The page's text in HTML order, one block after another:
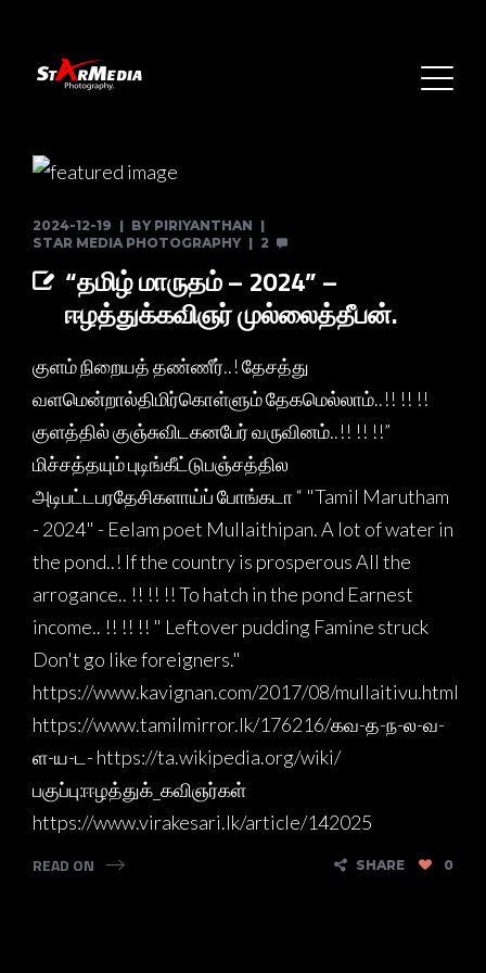
2024-12-19 BY PIRIYANTHAN
STAR MEDIA PHOTOGRAPHY
2
“தமிழ் மாருதம் – 2024” –
ஈழத்துக்கவிஞர் முல்லைத்தீபன்.
குளம் நிறையத் தண்ணீர்..! தேசத்து
வளமென்றால்திமிர்கொள்ளும் தேகமெல்லாம்..!! !! !!
குளத்தில் குஞ்சுவிடகனபேர் வருவினம்..!! !! !!”
மிச்சத்தயும் புடிங்கீட்டுபஞ்சத்தில
அடிபட்டபரதேசிகளாய்ப் போங்கடா “ "Tamil Marutham
- 2024" - Eelam poet Mullaithipan. A lot of water in
the pond..! If the country is prosperous All the
arrogance.. !! !! !! To hatch in the pond Earnest
income.. !! !! !! " Leftover pudding Famine struck
Don't go like foreigners."
https://www.kavignan.com/2017/08/mullaitivu.html
https://www.tamilmirror.lk/176216/கவ-த-ந-ல-வ-
ள-ய-ட- https://ta.wikipedia.org/wiki/
பகுப்பு:ஈழத்துக்_கவிஞர்கள்
https://www.virakesari.lk/article/142025
READ ON SHARE 0